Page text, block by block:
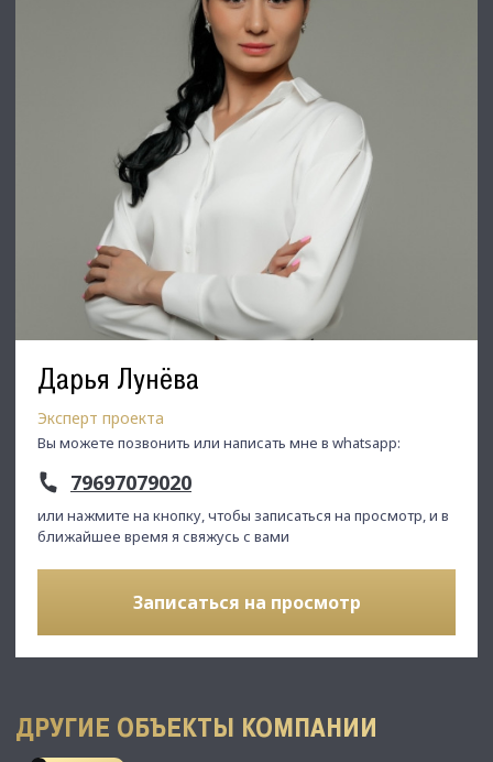
Дарья Лунёва
Эксперт проекта
Вы можете позвонить или написать мне в whatsapp:
79697079020
или нажмите на кнопку, чтобы записаться на просмотр, и в
ближайшее время я свяжусь с вами
Записаться на просмотр
С Уважением, Макеева Вероника
Недвижимость Северо-Запада.
ДРУГИЕ ОБЪЕКТЫ КОМПАНИИ